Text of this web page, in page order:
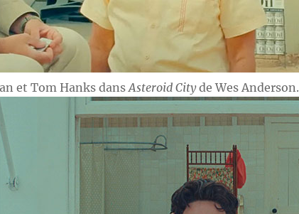
et Tom Hanks dansAsteroid Cityde Wes Anderson.